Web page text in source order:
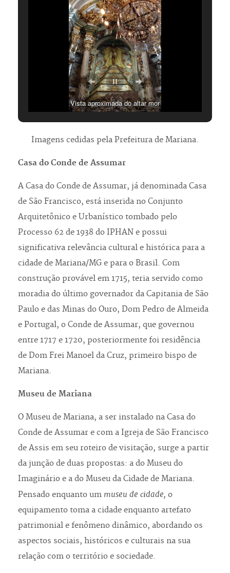
Vista aproximada do altar mor
Imagens cedidas pela Prefeitura de Mariana.
Casa do Conde de Assumar
A Casa do Conde de Assumar, já denominada Casa
de São Francisco, está inserida no Conjunto
Arquitetônico e Urbanístico tombado pelo
Processo 62 de 1938 do IPHAN e possui
significativa relevância cultural e histórica para a
cidade de Mariana/MG e para o Brasil. Com
construção provável em 1715, teria servido como
moradia do último governador da Capitania de São
Paulo e das Minas do Ouro, Dom Pedro de Almeida
e Portugal, o Conde de Assumar, que governou
entre 1717 e 1720, posteriormente foi residência
de Dom Frei Manoel da Cruz, primeiro bispo de
Mariana.
Museu de Mariana
O Museu de Mariana, a ser instalado na Casa do
Conde de Assumar e com a Igreja de São Francisco
de Assis em seu roteiro de visitação, surge a partir
da junção de duas propostas: a do Museu do
Imaginário e a do Museu da Cidade de Mariana.
Pensado enquanto um museu de cidade, o
equipamento toma a cidade enquanto artefato
patrimonial e fenômeno dinâmico, abordando os
aspectos sociais, históricos e culturais na sua
relação com o território e sociedade.